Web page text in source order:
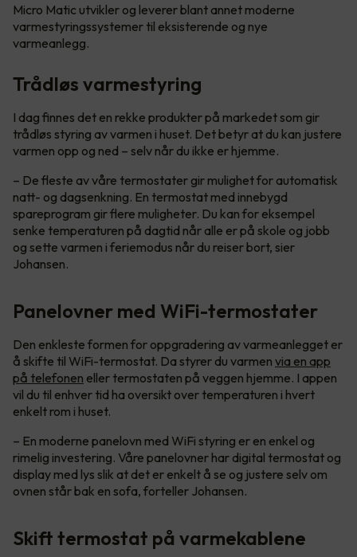
Micro Matic utvikler og leverer blant annet moderne
varmestyringssystemer til eksisterende og nye
varmeanlegg.
Trådløs varmestyring
I dag finnes det en rekke produkter på markedet som gir
trådløs styring av varmen i huset. Det betyr at du kan justere
varmen opp og ned – selv når du ikke er hjemme.
– De fleste av våre termostater gir mulighet for automatisk
natt- og dagsenkning. En termostat med innebygd
spareprogram gir flere muligheter. Du kan for eksempel
senke temperaturen på dagtid når alle er på skole og jobb
og sette varmen i feriemodus når du reiser bort, sier
Johansen.
Panelovner med WiFi-termostater
Den enkleste formen for oppgradering av varmeanlegget er
å skifte til WiFi-termostat. Da styrer du varmen via en app
på telefonen eller termostaten på veggen hjemme. I appen
vil du til enhver tid ha oversikt over temperaturen i hvert
enkelt rom i huset.
– En moderne panelovn med WiFi styring er en enkel og
rimelig investering. Våre panelovner har digital termostat og
display med lys slik at det er enkelt å se og justere selv om
ovnen står bak en sofa, forteller Johansen.
Skift termostat på varmekablene